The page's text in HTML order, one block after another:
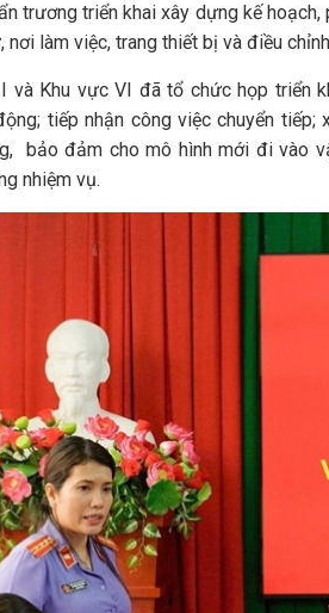
trương triển khai xây dựng kế
nơi làm việc, trang thiết bị và điều
và Khu vực VI đã tổ chức họp triển
tiếp nhận công việc chuyển
bảo đảm cho mô hình mới đi vào
nhiệm vụ.